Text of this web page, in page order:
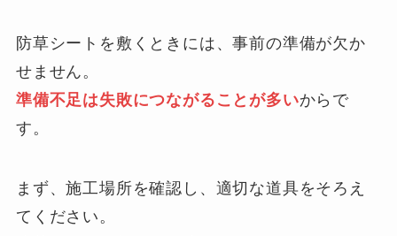
防草シートを敷くときには、事前の準備が欠か
せません。
準備不足は失敗につながることが多いからで
す。
まず、施工場所を確認し、適切な道具をそろえ
てください。